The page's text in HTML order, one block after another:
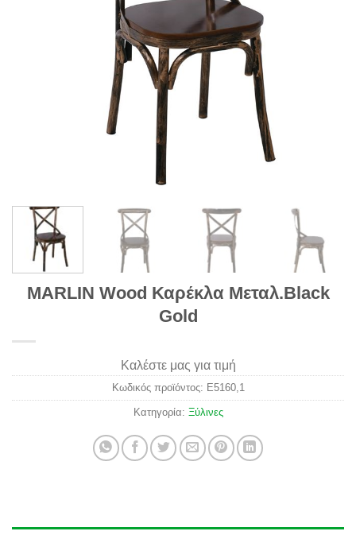
MARLIN Wood Καρέκλα Μεταλ.Black
Gold
Καλέστε μας για τιμή
Κωδικός προϊόντος: Ε5160,1
Κατηγορία: Ξύλινες